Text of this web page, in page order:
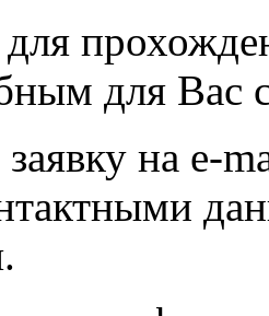
для
для Вас
заявку на e-